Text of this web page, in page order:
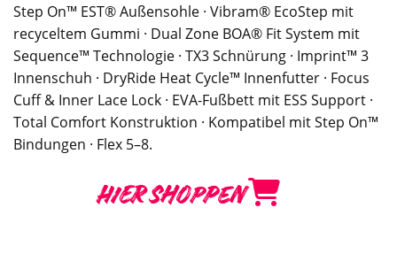
Step On™ EST® Außensohle · Vibram® EcoStep mit
recyceltem Gummi · Dual Zone BOA® Fit System mit
Sequence™ Technologie · TX3 Schnürung · Imprint™ 3
Innenschuh · DryRide Heat Cycle™ Innenfutter · Focus
Cuff & Inner Lace Lock · EVA-Fußbett mit ESS Support ·
Total Comfort Konstruktion · Kompatibel mit Step On™
Bindungen · Flex 5–8.
HIER SHOPPEN